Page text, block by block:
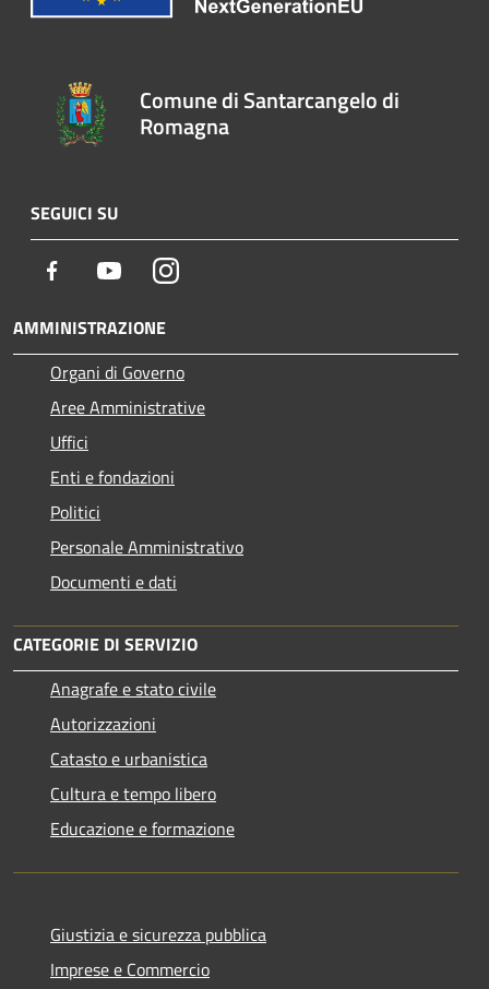
Comune di Santarcangelo di
Romagna
SEGUICI SU
Facebook YoutubeInstagram
AMMINISTRAZIONE
Organi di Governo
Aree Amministrative
Uffici
Enti e fondazioni
Politici
Personale Amministrativo
Documenti e dati
CATEGORIE DI SERVIZIO
Anagrafe e stato civile
Autorizzazioni
Catasto e urbanistica
Cultura e tempo libero
Educazione e formazione
Giustizia e sicurezza pubblica
Imprese e Commercio